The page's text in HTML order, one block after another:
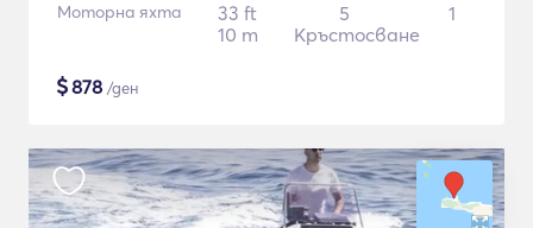
Моторна яхта
33 ft
10 m
5
Кръстосване
1
$878 /ден